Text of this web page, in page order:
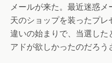
メールが来た。最近迷惑
天のショップを装ったプ
違いの始まりで、当選した
アドが欲しかったのだろう